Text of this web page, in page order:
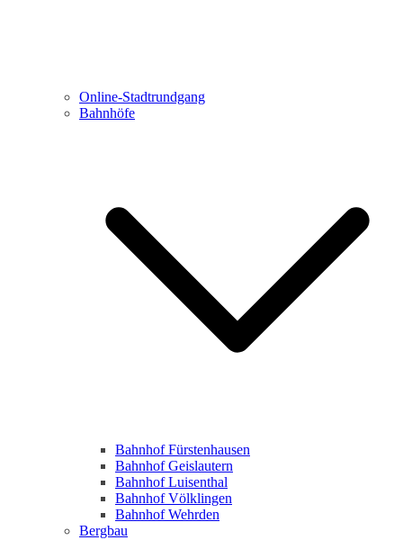
Online-Stadtrundgang
Bahnhöfe
Bahnhof Fürstenhausen
Bahnhof Geislautern
Bahnhof Luisenthal
Bahnhof Völklingen
Bahnhof Wehrden
Bergbau